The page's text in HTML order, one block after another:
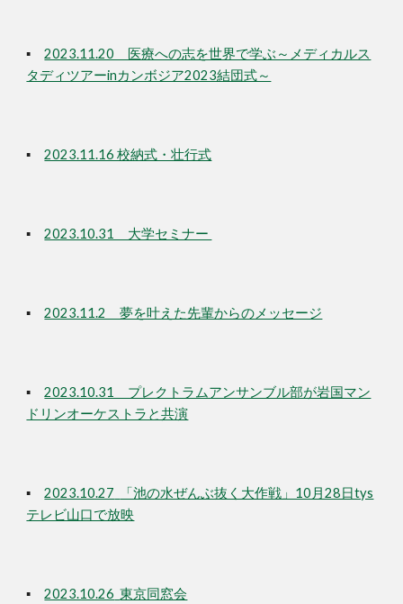
▪2023.11.20 医療への志を世界で学ぶ～メディカルス
タディツアーinカンボジア2023結団式～
▪2023.11.16 校納式・壮行式
▪2023.10.31 大学セミナー
▪2023.11.2 夢を叶えた先輩からのメッセージ
▪2023.10.31 プレクトラムアンサンブル部が岩国マン
ドリンオーケストラと共演
▪2023.10.27
「池の水ぜんぶ抜く大作戦」10月28日tys
テレビ山口で放映
▪2023.10.26 東京同窓会